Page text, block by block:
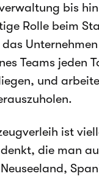
bis
Rolle beim
Teams jeden
und
ist
die man